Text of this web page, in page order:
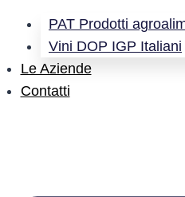
PAT Prodotti
Vini DOP IGP Italiani
Le Aziende
Contatti